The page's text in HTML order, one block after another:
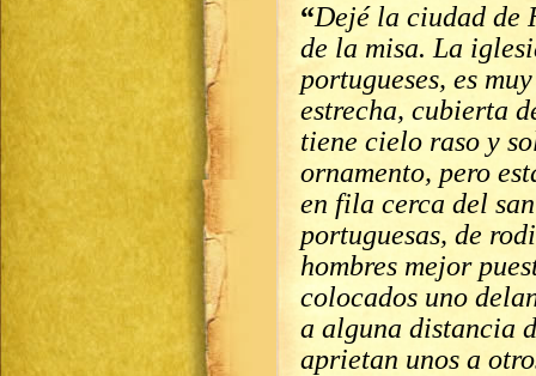
“Dejé la ciudad de
de la misa. La
portugueses, es
estrecha, cubierta
tiene cielo raso y
ornamento, pero
en fila cerca del
portuguesas, de
hombres mejor
colocados uno
a alguna distancia
aprietan unos a